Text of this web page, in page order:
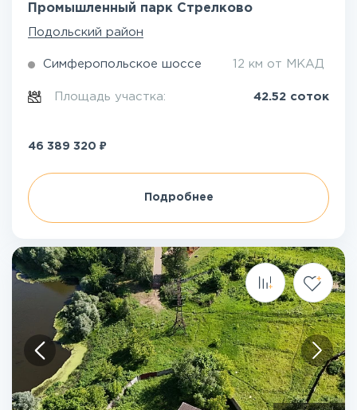
Промышленный парк Стрелково
Подольский район
Симферопольское шоссе 12 км от МКАД
Площадь участка: 42.52 соток
46 389 320 ₽
Подробнее